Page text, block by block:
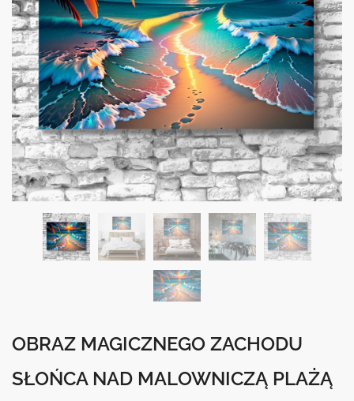
OBRAZ MAGICZNEGO ZACHODU
SŁOŃCA NAD MALOWNICZĄ PLAŻĄ